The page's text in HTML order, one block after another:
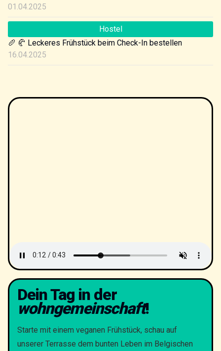
01.04.2025
Hostel
🥖 🥐 Leckeres Frühstück beim Check-In bestellen
16.04.2025
Dein Tag in der
wohngemeinschaft!
Starte mit einem veganen Frühstück, schau auf
unserer Terrasse dem bunten Leben im Belgischen